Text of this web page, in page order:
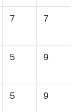
7 7
5 9
5 9